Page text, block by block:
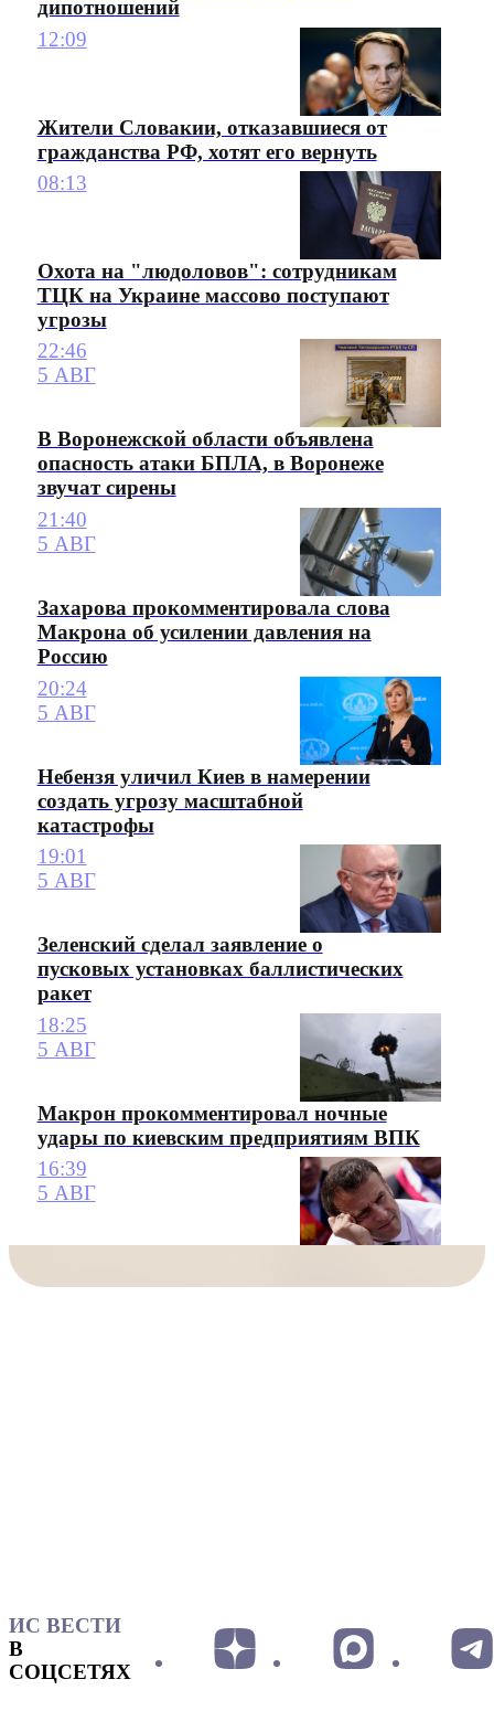
дипотношений
12:09
Жители Словакии, отказавшиеся от
гражданства РФ, хотят его вернуть
08:13
Охота на "людоловов": сотрудникам
ТЦК на Украине массово поступают
угрозы
22:46
5 АВГ
В Воронежской области объявлена
опасность атаки БПЛА, в Воронеже
звучат сирены
21:40
5 АВГ
Захарова прокомментировала слова
Макрона об усилении давления на
Россию
20:24
5 АВГ
Небензя уличил Киев в намерении
создать угрозу масштабной
катастрофы
19:01
5 АВГ
Зеленский сделал заявление о
пусковых установках баллистических
ракет
18:25
5 АВГ
Макрон прокомментировал ночные
удары по киевским предприятиям ВПК
16:39
5 АВГ
ИС ВЕСТИ
В
СОЦСЕТЯХ